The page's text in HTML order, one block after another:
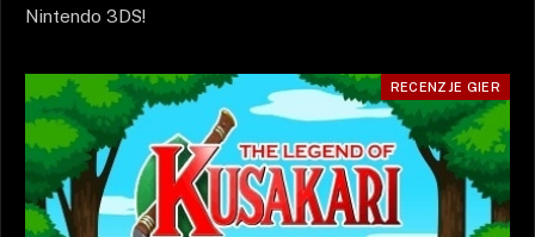
Nintendo 3DS!
RECENZJE GIER